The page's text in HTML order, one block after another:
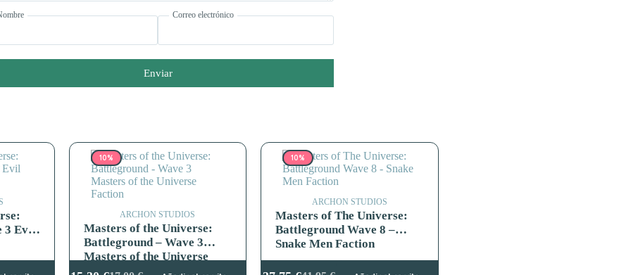
Correo electrónico
Enviar
3 Evil
10%
ARCHON STUDIOS
Masters of the Universe:
Battleground – Wave 3
Masters of the Universe
Faction
10%
ARCHON STUDIOS
Masters of The Universe:
Battleground Wave 8 –
Snake Men Faction